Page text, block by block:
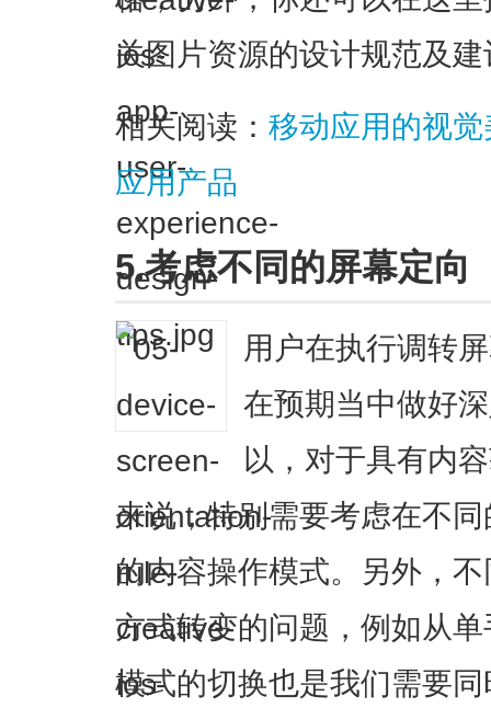
关图片资源的设计规范及
相关阅读： 移动应用的视
应用产品
5.考虑不同的屏幕定向
用户在执行调转
在预期当中做好
以，对于具有内
来说，特别需要考虑在不
的内容操作模式。另外，
方式转变的问题，例如从
模式的切换也是我们需要